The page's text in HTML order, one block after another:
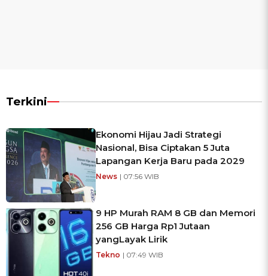
Terkini
Ekonomi Hijau Jadi Strategi
Nasional, Bisa Ciptakan 5 Juta
Lapangan Kerja Baru pada 2029
News | 07:56 WIB
9 HP Murah RAM 8 GB dan Memori
256 GB Harga Rp1 Jutaan
yangLayak Lirik
Tekno | 07:49 WIB